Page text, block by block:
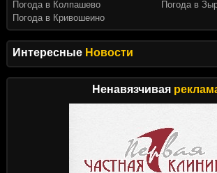
Интересные Новости
Ненавязчивая
Погода в Колпашево
Погода в Кривошеино
Погода в